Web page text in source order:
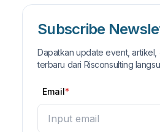
Subscribe
Dapatkan update event, artikel,
terbaru dari Risconsulting
Email